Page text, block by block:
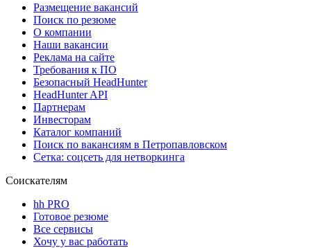
Размещение вакансий
Поиск по резюме
О компании
Наши вакансии
Реклама на сайте
Требования к ПО
Безопасный HeadHunter
HeadHunter API
Партнерам
Инвесторам
Каталог компаний
Поиск по вакансиям в Петропавловском
Сетка: соцсеть для нетворкинга
Соискателям
hh PRO
Готовое резюме
Все сервисы
Хочу у вас работать